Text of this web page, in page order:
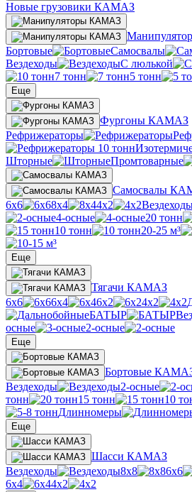
Новые грузовики КАМАЗ
Бортовые
Самосвалы
Вездеходы
С люлькой
7 тонн
5 тонн
Еще
Фургоны КАМАЗ
Рефрижераторы
Шторные
Промтоварные
Самосвалы
6х6
8х4 4х2
4-осные
20 тонн
10 тонн
20-25 м³
Еще
Тягачи КАМАЗ
6х6
6х4 6х2 4х2
БАТЫР
осные
2-осные
Еще
Бортовые
Вездеходы
2-осные
тонн
15 тонн 10
Длинномеры
Еще
Шасси КАМАЗ
Вездеходы
8х8 6х6
6х4
4х2